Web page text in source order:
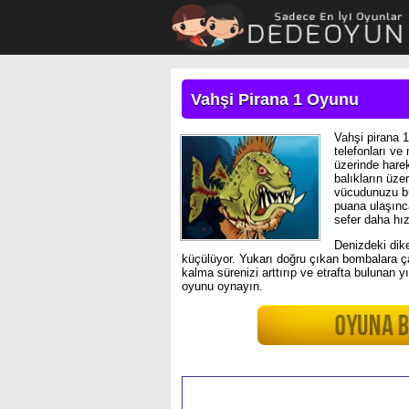
Vahşi Pirana 1 Oyunu
Vahşi pirana
telefonları ve
üzerinde
balıkların
vücudunuzu
puana
sefer daha
Denizdeki
küçülüyor. Yukarı doğru çıkan bombalara
kalma sürenizi arttırıp ve etrafta bulunan
oyunu oynayın.